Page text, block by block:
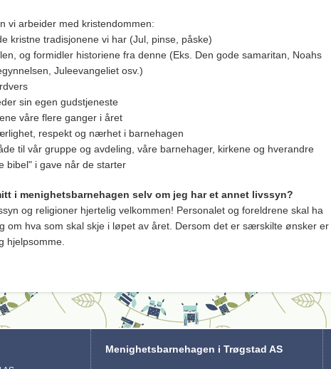
vi arbeider med kristendommen:
kristne tradisjonene vi har (Jul, pinse, påske)
og formidler historiene fra denne (Eks. Den gode samaritan, Noahs
Juleevangeliet osv.)
sin egen gudstjeneste
våre flere ganger i året
respekt og nærhet i barnehagen
til vår gruppe og avdeling, våre barnehager, kirkene og hverandre
bibel" i gave når de starter
i menighetsbarnehagen selv om jeg har et annet livssyn?
og religioner hjertelig velkommen! Personalet og foreldrene skal ha
om hva som skal skje i løpet av året. Dersom det er særskilte ønsker er
hjelpsomme.
Menighetsbarnehagen i Trøgstad AS